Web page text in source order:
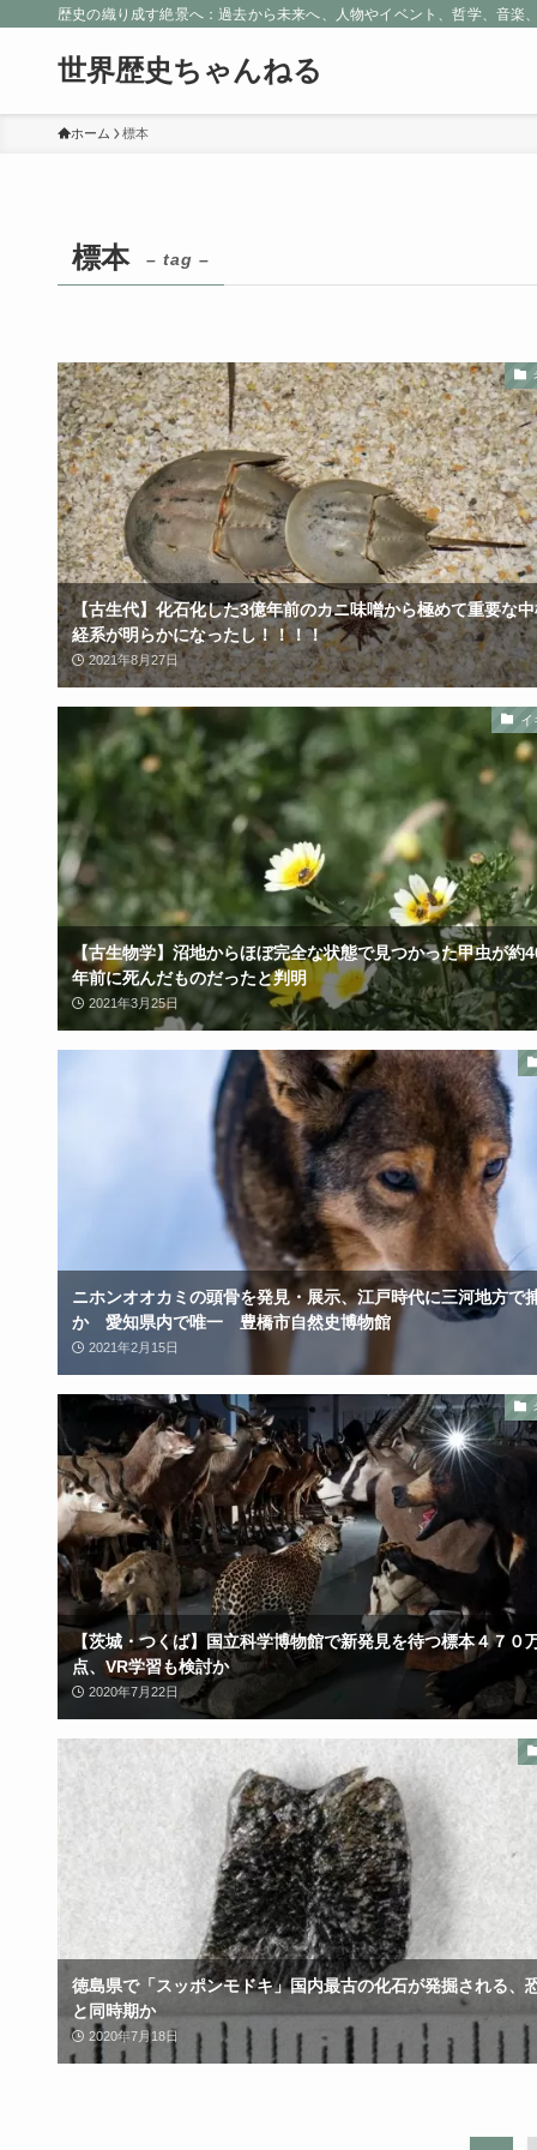
歴史の織り成す絶景へ：過去から未来へ、人物やイベント、哲学、音
世界歴史ちゃんねる
ホーム 標本
標本 – tag –
【古生代】化石化した3億年前のカニ味噌から極めて重要な
経系が明らかになったし！！！！
2021年8月27日
イ
【古生物学】沼地からほぼ完全な状態で見つかった甲虫が約
年前に死んだものだったと判明
2021年3月25日
ニホンオオカミの頭骨を発見・展示、江戸時代に三河地方で
か 愛知県内で唯一 豊橋市自然史博物館
2021年2月15日
【茨城・つくば】国立科学博物館で新発見を待つ標本４７０
点、VR学習も検討か
2020年7月22日
徳島県で「スッポンモドキ」国内最古の化石が発掘される、
と同時期か
2020年7月18日